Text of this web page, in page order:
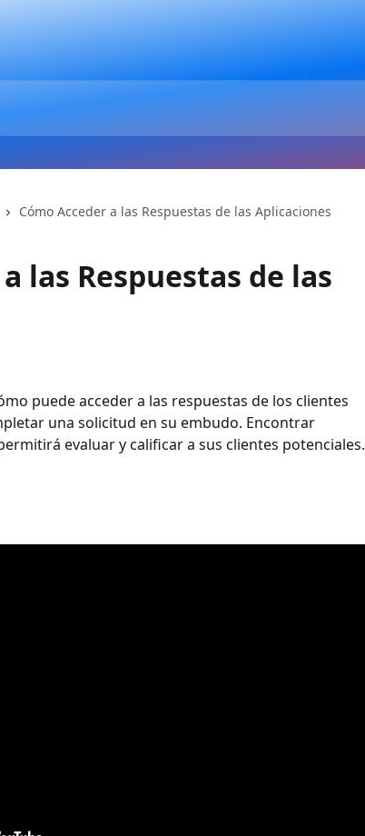
Cómo Acceder a las Respuestas de las Aplicaciones
las Respuestas de las
puede acceder a las respuestas de los clientes
una solicitud en su embudo. Encontrar
evaluar y calificar a sus clientes potenciales.